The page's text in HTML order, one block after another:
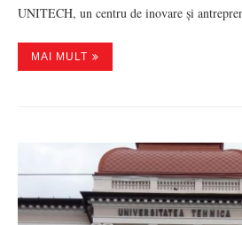
UNITECH, un centru de inovare și
MAI MULT